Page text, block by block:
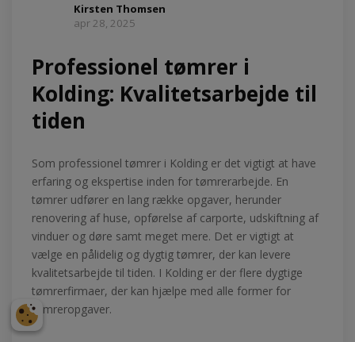
Kirsten Thomsen
apr 28, 2025
Professionel tømrer i
Kolding: Kvalitetsarbejde til
tiden
Som professionel tømrer i Kolding er det vigtigt at have
erfaring og ekspertise inden for tømrerarbejde. En
tømrer udfører en lang række opgaver, herunder
renovering af huse, opførelse af carporte, udskiftning af
vinduer og døre samt meget mere. Det er vigtigt at
vælge en pålidelig og dygtig tømrer, der kan levere
kvalitetsarbejde til tiden. I Kolding er der flere dygtige
tømrerfirmaer, der kan hjælpe med alle former for
tømreropgaver.